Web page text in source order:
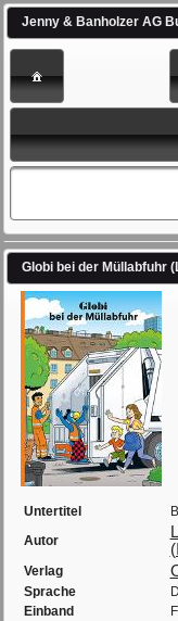
Jenny & Banholzer AG
Globi bei der Müllabfuhr
Untertitel
Autor
Verlag
Sprache
Einband